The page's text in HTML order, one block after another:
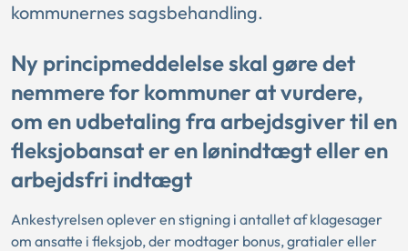
kommunernes sagsbehandling.
Ny principmeddelelse skal gøre det
nemmere for kommuner at vurdere,
om en udbetaling fra arbejdsgiver til en
fleksjobansat er en lønindtægt eller en
arbejdsfri indtægt
Ankestyrelsen oplever en stigning i antallet af klagesager
om ansatte i fleksjob, der modtager bonus, gratialer eller